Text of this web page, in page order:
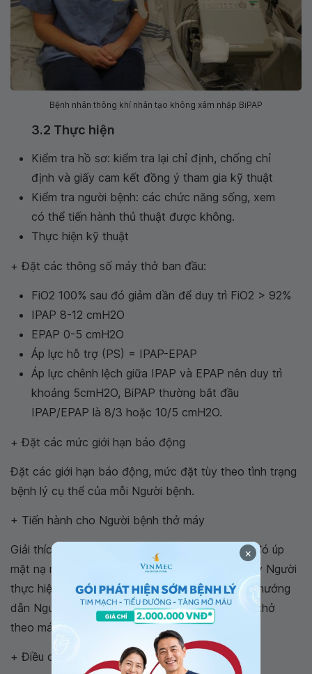
Bệnh nhân thông khí nhân tạo không xâm nhập BiPAP
3.2 Thực hiện
Kiểm tra hồ sơ: kiểm tra lại chỉ định, chống chỉ
định và giấy cam kết đồng ý tham gia kỹ thuật
Kiểm tra người bệnh: các chức năng sống, xem
có thể tiến hành thủ thuật được không.
Thực hiện kỹ thuật
+ Đặt các thông số máy thở ban đầu:
FiO2 100% sau đó giảm dần để duy trì FiO2 > 92%
IPAP 8-12 cmH2O
EPAP 0-5 cmH2O
Áp lực hỗ trợ (PS) = IPAP-EPAP
Áp lực chênh lệch giữa IPAP và EPAP nên duy trì
khoảng 5cmH2O, BiPAP thường bắt đầu
IPAP/EPAP là 8/3 hoặc 10/5 cmH2O.
+ Đặt các mức giới hạn báo động
Đặt các giới hạn báo động, mức đặt tùy theo tình trạng
bệnh lý cụ thể của mỗi Người bệnh.
+ Tiến hành cho Người bệnh thở máy
Giải thích cho Người bệnh hiểu và hợp tác, sau đó úp
mặt nạ mũi hoặc mieng-mũi cho người bệnh , tay Người
thực hiện giữ mặt nạ sao cho vừa khít, kiểm tra hướng
dẫn Người bệnh thở theo máy , khi Người bệnh thở
theo máy , hợp tác tốt thì mới dùng dây cố định
+ Điều chỉnh thông số máy thở:
×